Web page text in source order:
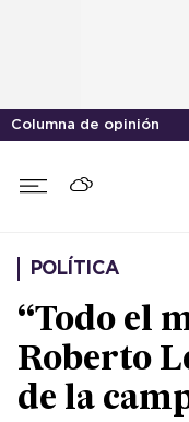
Columna de opinión
POLÍTICA
“Todo el
Roberto
de la